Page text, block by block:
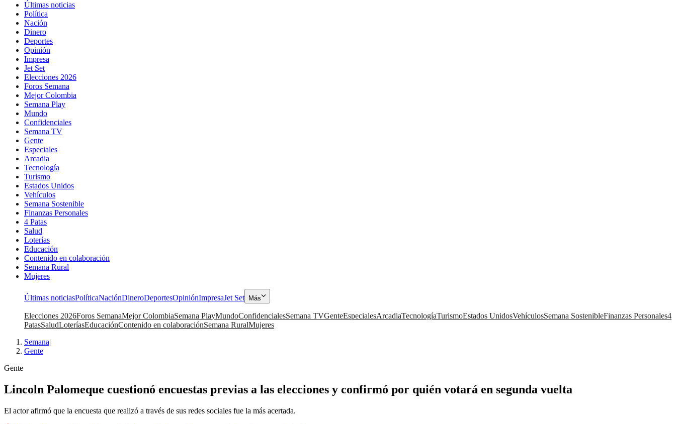
Últimas noticias
Política
Nación
Dinero
Deportes
Opinión
Impresa
Jet Set
Elecciones 2026
Foros Semana
Mejor Colombia
Semana Play
Mundo
Confidenciales
Semana TV
Gente
Especiales
Arcadia
Tecnología
Turismo
Estados Unidos
Vehículos
Semana Sostenible
Finanzas Personales
4 Patas
Salud
Loterías
Educación
Contenido en colaboración
Semana Rural
Mujeres
Últimas noticiasPolíticaNaciónDineroDeportesOpiniónImpresaJet Set Más
Elecciones 2026Foros SemanaMejor ColombiaSemana PlayMundoConfidencialesSemana TVGenteEspecialesArcadiaTecnologíaTurismoEstados UnidosVehículosSemana SostenibleFinanzas Personales4
PatasSaludLoteríasEducaciónContenido en colaboraciónSemana RuralMujeres
Semana|
Gente
Gente
Lincoln Palomeque cuestionó encuestas previas a las elecciones y confirmó por quién votará en segunda vuelta
El actor afirmó que la encuesta que realizó a través de sus redes sociales fue la más acertada.